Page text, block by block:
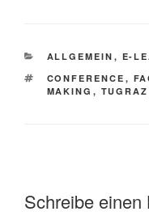
KATEGORIEN
ALLGEMEIN , E-
SCHLAGWÖRTER
CONFERENCE ,
MAKING , TUGRAZ
Schreibe einen